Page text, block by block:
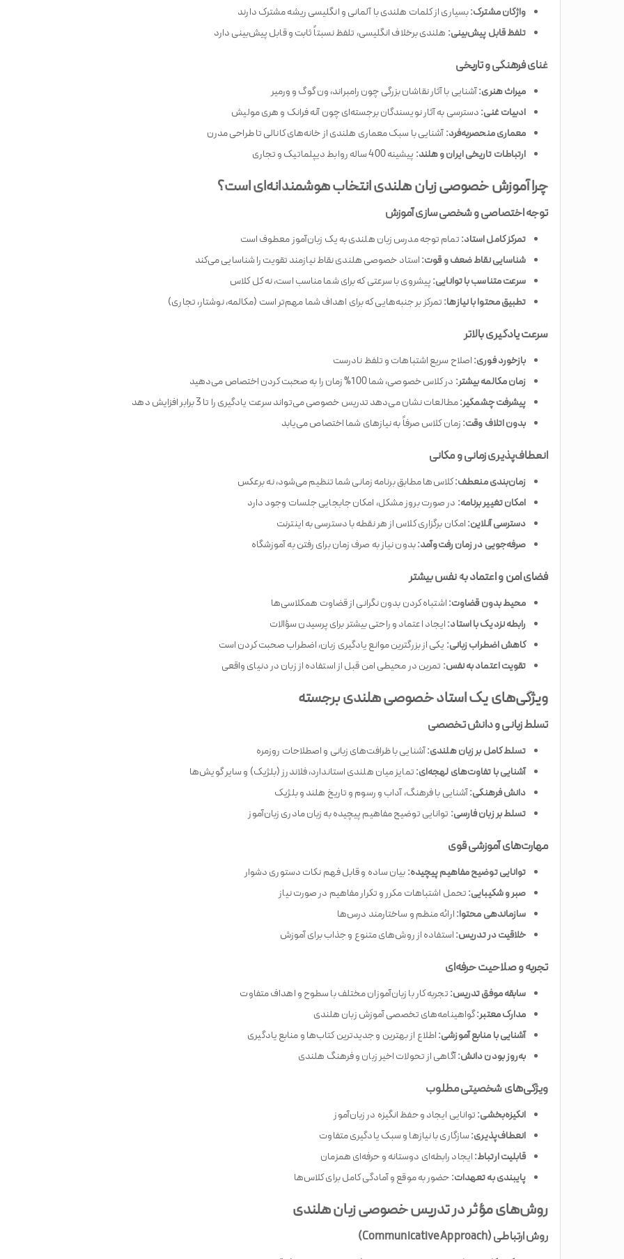
واژگان مشترک:بسیاری از کلمات هلندی با آلمانی و انگلیسی ریشه مشترک دارند
تلفظ قابل پیش‌بینی: هلندی برخلاف انگلیسی، تلفظ نسبتاً ثابت و قابل پیش‌بینی دارد
غنای فرهنگی و تاریخی
میراث هنری:آشنایی با آثار نقاشان بزرگی چون رامبراند، ون گوگ و ورمیر
ادبیات غنی:دسترسی به آثار نویسندگان برجسته‌ای چون آنه فرانک و هری مولیش
معماری منحصربه‌فرد:آشنایی با سبک معماری هلندی از خانه‌های کانالی تا طراحی مدرن
ارتباطات تاریخی ایران و هلند: پیشینه 400 ساله روابط دیپلماتیک و تجاری
چرا آموزش خصوصی زبان هلندی انتخاب هوشمندانه‌ای است؟
توجه اختصاصی و شخصی‌سازی آموزش
تمرکز کامل استاد:تمام توجه مدرس زبان هلندی به یک زبان‌آموز معطوف است
شناسایی نقاط ضعف و قوت:استاد خصوصی هلندی نقاط نیازمند تقویت را شناسایی می‌کند
سرعت متناسب با توانایی:پیشروی با سرعتی که برای شما مناسب است، نه کل کلاس
تطبیق محتوا با نیازها:تمرکز بر جنبه‌هایی که برای اهداف شما مهم‌تر است (مکالمه، نوشتار، تجاری)
سرعت یادگیری بالاتر
بازخورد فوری:اصلاح سریع اشتباهات و تلفظ نادرست
زمان مکالمه بیشتر: در کلاس خصوصی، شما 100% زمان را به صحبت کردن اختصاص می‌دهید
پیشرفت چشمگیر:مطالعات نشان می‌دهد تدریس خصوصی می‌تواند سرعت یادگیری را تا 3 برابر افزایش دهد
بدون اتلاف وقت:زمان کلاس صرفاً به نیازهای شما اختصاص می‌یابد
انعطاف‌پذیری زمانی و مکانی
زمان‌بندی منعطف:کلاس‌ها مطابق برنامه زمانی شما تنظیم می‌شود، نه برعکس
امکان تغییر برنامه: در صورت بروز مشکل، امکان جابجایی جلسات وجود دارد
دسترسی آنلاین:امکان برگزاری کلاس از هر نقطه با دسترسی به اینترنت
صرفه‌جویی در زمان رفت‌وآمد:بدون نیاز به صرف زمان برای رفتن به آموزشگاه
فضای امن و اعتماد به نفس بیشتر
محیط بدون قضاوت:اشتباه کردن بدون نگرانی از قضاوت همکلاسی‌ها
رابطه نزدیک با استاد:ایجاد اعتماد و راحتی بیشتر برای پرسیدن سؤالات
کاهش اضطراب زبانی: یکی از بزرگترین موانع یادگیری زبان، اضطراب صحبت کردن است
تقویت اعتماد به نفس: تمرین در محیطی امن قبل از استفاده از زبان در دنیای واقعی
ویژگی‌های یک استاد خصوصی هلندی برجسته
تسلط زبانی و دانش تخصصی
تسلط کامل بر زبان هلندی:آشنایی با ظرافت‌های زبانی و اصطلاحات روزمره
آشنایی با تفاوت‌های لهجه‌ای:تمایز میان هلندی استاندارد، فلاندرز (بلژیک) و سایر گویش‌ها
دانش فرهنگی:آشنایی با فرهنگ، آداب و رسوم و تاریخ هلند و بلژیک
تسلط بر زبان فارسی: توانایی توضیح مفاهیم پیچیده به زبان مادری زبان‌آموز
مهارت‌های آموزشی قوی
توانایی توضیح مفاهیم پیچیده:بیان ساده و قابل فهم نکات دستوری دشوار
صبر و شکیبایی:تحمل اشتباهات مکرر و تکرار مفاهیم در صورت نیاز
سازماندهی محتوا:ارائه منظم و ساختارمند درس‌ها
خلاقیت در تدریس:استفاده از روش‌های متنوع و جذاب برای آموزش
تجربه و صلاحیت حرفه‌ای
سابقه موفق تدریس:تجربه کار با زبان‌آموزان مختلف با سطوح و اهداف متفاوت
مدارک معتبر:گواهینامه‌های تخصصی آموزش زبان هلندی
آشنایی با منابع آموزشی:اطلاع از بهترین و جدیدترین کتاب‌ها و منابع یادگیری
به‌روز بودن دانش:آگاهی از تحولات اخیر زبان و فرهنگ هلندی
ویژگی‌های شخصیتی مطلوب
انگیزه‌بخشی:توانایی ایجاد و حفظ انگیزه در زبان‌آموز
انعطاف‌پذیری:سازگاری با نیازها و سبک یادگیری متفاوت
قابلیت ارتباط:ایجاد رابطه‌ای دوستانه و حرفه‌ای همزمان
پایبندی به تعهدات:حضور به موقع و آمادگی کامل برای کلاس‌ها
روش‌های مؤثر در تدریس خصوصی زبان هلندی
روش ارتباطی (Communicative Approach)